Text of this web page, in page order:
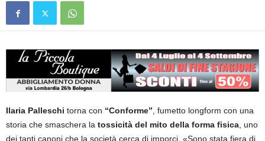
Ilaria Palleschi torna con “Conforme”, fumetto longform con una
storia che smaschera la tossicità del mito della forma fisica, uno
dei tanti canoni che la società cerca di imporci. «Sono stata fiera di